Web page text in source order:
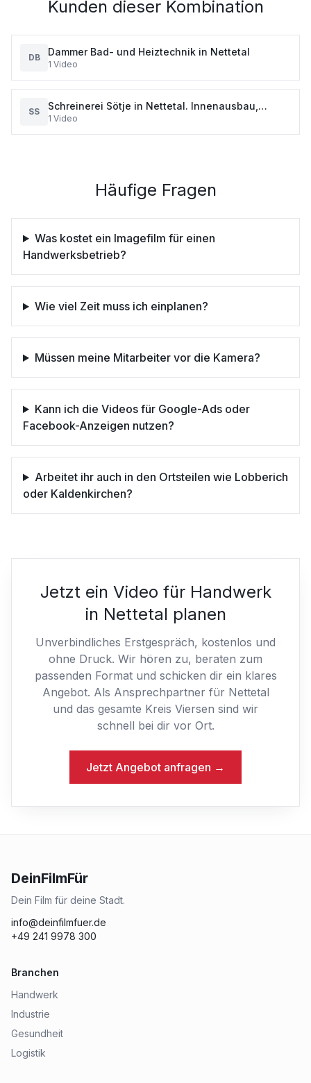
Kunden dieser Kombination
DB Dammer Bad- und Heiztechnik in Nettetal
1 Video
SS
Schreinerei Sötje in Nettetal. Innenausbau,
Treppen, Haustüren, Maßanfertigung i
1 Video
Häufige Fragen
Was kostet ein Imagefilm für einen
Handwerksbetrieb?
Wie viel Zeit muss ich einplanen?
Müssen meine Mitarbeiter vor die Kamera?
Kann ich die Videos für Google-Ads oder
Facebook-Anzeigen nutzen?
Arbeitet ihr auch in den Ortsteilen wie Lobberich
oder Kaldenkirchen?
Jetzt ein Video für Handwerk
in Nettetal planen
Unverbindliches Erstgespräch, kostenlos und
ohne Druck. Wir hören zu, beraten zum
passenden Format und schicken dir ein klares
Angebot. Als Ansprechpartner für Nettetal
und das gesamte Kreis Viersen sind wir
schnell bei dir vor Ort.
Jetzt Angebot anfragen →
DeinFilmFür
Dein Film für deine Stadt.
info@deinfilmfuer.de
+49 241 9978 300
Branchen
Handwerk
Industrie
Gesundheit
Logistik